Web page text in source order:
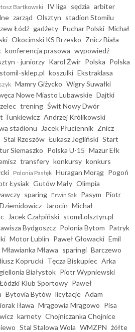
Bartkowski IV liga sędzia arbiter
zarząd Olsztyn stadion Stomilu
Łódź gadżety Puchar Polski Michał
Okocimski KS Brzesko Znicz Biała
konferencja prasowa wypowiedź
- juniorzy Karol Żwir Polska Polska
stomil-sklep.pl koszulki Ekstraklasa
Mamry Giżycko Wigry Suwałki
Nowe Miasto Lubawskie Dajtki
trening Świt Nowy Dwór
Tunkiewicz Andrzej Królikowski
stadionu Jacek Płuciennik Znicz
Stal Rzeszów Łukasz Jegliński Start
Siemaszko Polska U-15 Mazur Ełk
transfery konkursy konkurs
Polonia Pasłęk Huragan Morąg Pogoń
Łysiak Gutów Mały Olimpia
sparing Erwin Sak Pasym Piotr
Jarocin Michał
Jacek Czałpiński stomil.olsztyn.pl
Bydgoszcz Polonia Bytom Patryk
Motor Lublin Paweł Głowacki Emil
Mławianka Mława sparingi Barczewo
Koprucki Tęcza Biskupiec Arka
Białystok Piotr Wypniewski
Łódzki Klub Sportowy Paweł
Bytovia Bytów licytacje Adam
Iława Mrągowia Mrągowo Pisa
karnety Chojniczanka Chojnice
Stal Stalowa Wola WMZPN żółte